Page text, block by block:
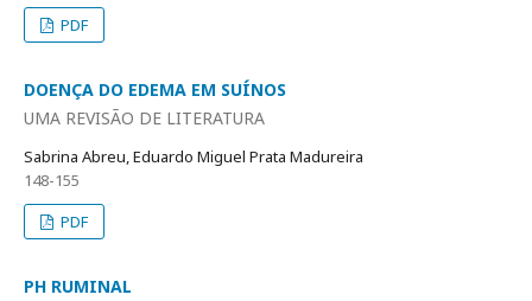
PDF
DOENÇA DO EDEMA EM SUÍNOS
UMA REVISÃO DE LITERATURA
Sabrina Abreu, Eduardo Miguel Prata Madureira
148-155
PDF
PH RUMINAL